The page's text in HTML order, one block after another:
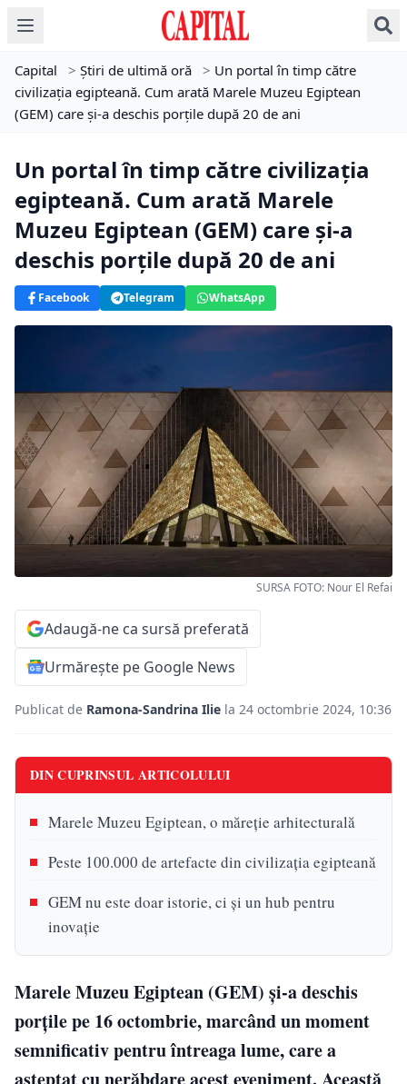
Capital > Știri de ultimă oră > Un portal în timp către
civilizația egipteană. Cum arată Marele Muzeu Egiptean
(GEM) care și-a deschis porțile după 20 de ani
Un portal în timp către civilizația
egipteană. Cum arată Marele
Muzeu Egiptean (GEM) care și-a
deschis porțile după 20 de ani
Facebook Telegram WhatsApp
SURSA FOTO: Nour El Refai
Adaugă-ne ca sursă preferată
Urmărește pe Google News
Publicat de Ramona-Sandrina Ilie la 24 octombrie 2024, 10:36
DIN CUPRINSUL ARTICOLULUI
Marele Muzeu Egiptean, o măreție arhitecturală
Peste 100.000 de artefacte din civilizația egipteană
GEM nu este doar istorie, ci și un hub pentru
inovație
Marele Muzeu Egiptean (GEM) și-a deschis
porțile pe 16 octombrie, marcând un moment
semnificativ pentru întreaga lume, care a